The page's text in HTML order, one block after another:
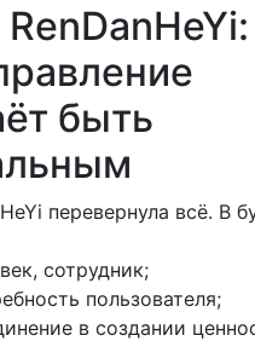
быть
перевернула всё. В
сотрудник;
пользователя;
в создании